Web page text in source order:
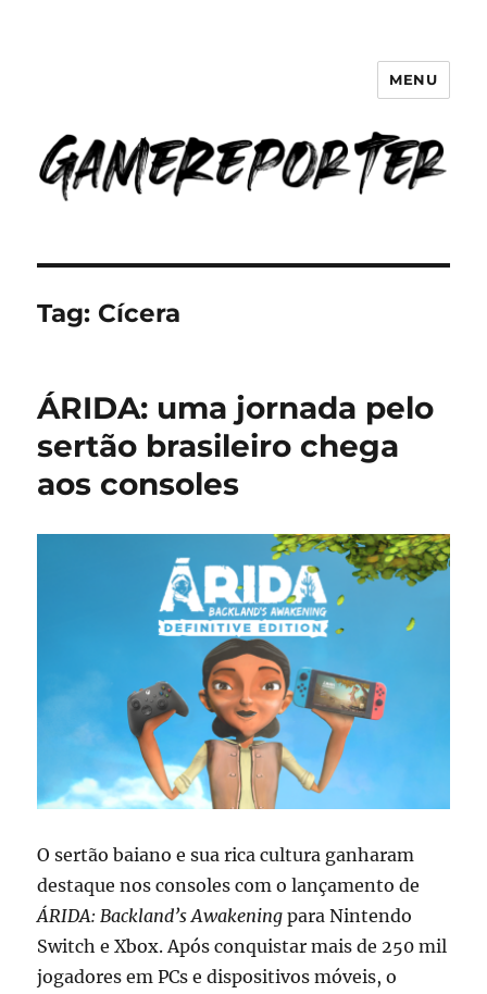
GameReporter | Cultura Gamer
MENU
Tag: Cícera
ÁRIDA: uma jornada pelo
sertão brasileiro chega
aos consoles
O sertão baiano e sua rica cultura ganharam
destaque nos consoles com o lançamento de
ÁRIDA: Backland’s Awakening para Nintendo
Switch e Xbox. Após conquistar mais de 250 mil
jogadores em PCs e dispositivos móveis, o